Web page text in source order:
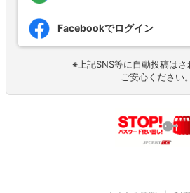
Facebookでログイン
※上記SNS等に自動投稿は
ご安心ください。